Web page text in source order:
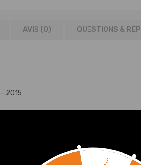
AVIS (0) QUESTIONS &
- 2015
- 2013